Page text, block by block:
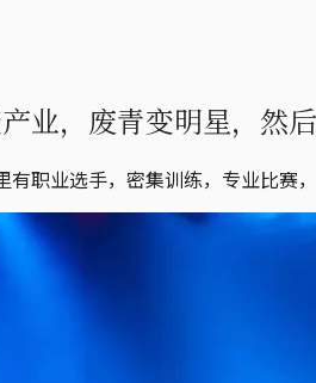
业，废青变明星，然后
职业选手，密集训练，专业比赛